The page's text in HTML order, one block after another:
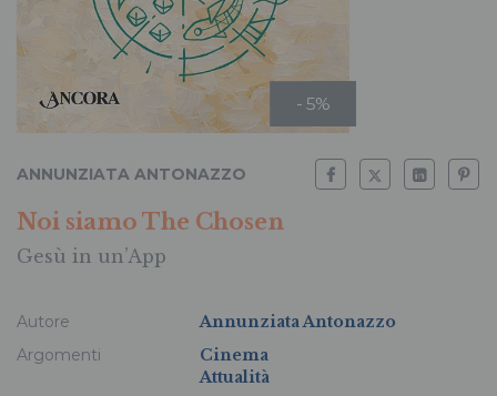
- 5%
ANNUNZIATA ANTONAZZO
Noi siamo The Chosen
Gesù in un’App
Autore
Annunziata Antonazzo
Argomenti
Cinema
Attualità